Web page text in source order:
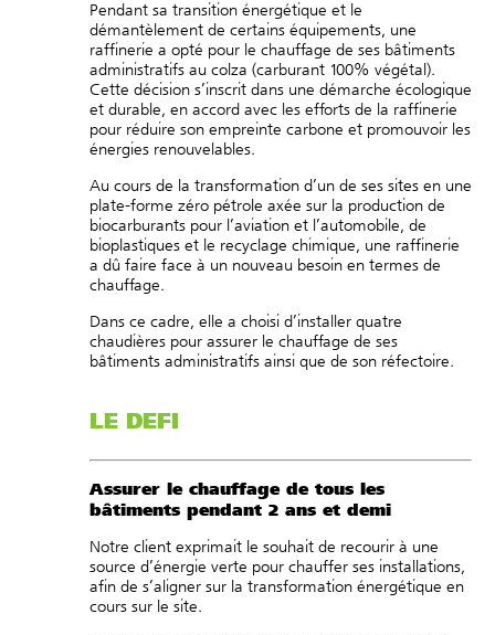
Pendant sa transition énergétique et le
démantèlement de certains équipements, une
raffinerie a opté pour le chauffage de ses bâtiments
administratifs au colza (carburant 100% végétal).
Cette décision s’inscrit dans une démarche écologique
et durable, en accord avec les efforts de la raffinerie
pour réduire son empreinte carbone et promouvoir les
énergies renouvelables.
Au cours de la transformation d’un de ses sites en une
plate-forme zéro pétrole axée sur la production de
biocarburants pour l’aviation et l’automobile, de
bioplastiques et le recyclage chimique, une raffinerie
a dû faire face à un nouveau besoin en termes de
chauffage.
Dans ce cadre, elle a choisi d’installer quatre
chaudières pour assurer le chauffage de ses
bâtiments administratifs ainsi que de son réfectoire.
LE DEFI
Assurer le chauffage de tous les
bâtiments pendant 2 ans et demi
Notre client exprimait le souhait de recourir à une
source d’énergie verte pour chauffer ses installations,
afin de s’aligner sur la transformation énergétique en
cours sur le site.